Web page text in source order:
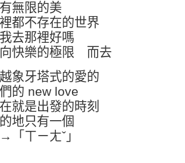
無限的美
都不存在的世界
去那裡好嗎
快樂的極限 而去
象牙塔式的愛的
的 new love
就是出發的時刻
地只有一個
「ㄒㄧㄤˇ」